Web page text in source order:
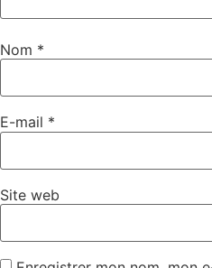
Nom *
E-mail *
Site web